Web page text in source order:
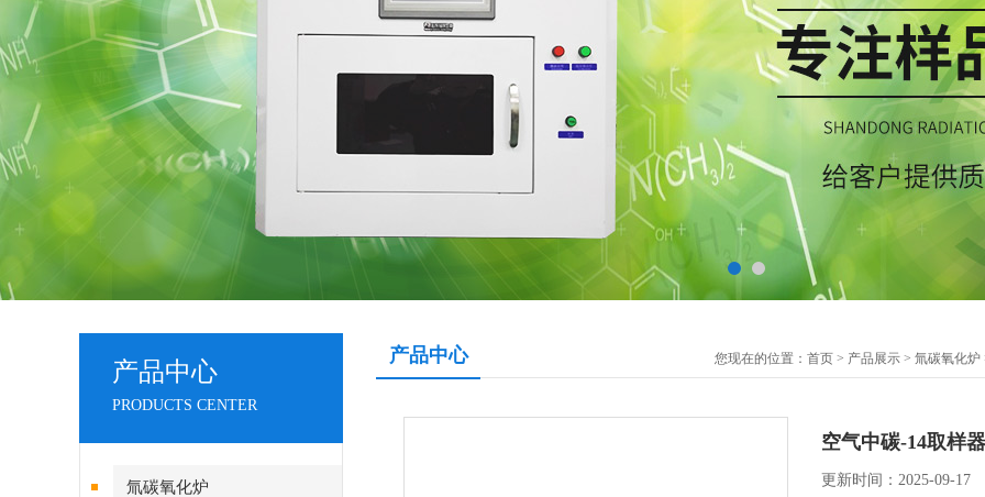
产品中心
PRODUCTS CENTER
氚碳氧化炉
产品中心 您现在的位置： 首页 > 产品展示 > 氚碳氧化炉
空气中碳-14取样
更新时间：2025-09-17